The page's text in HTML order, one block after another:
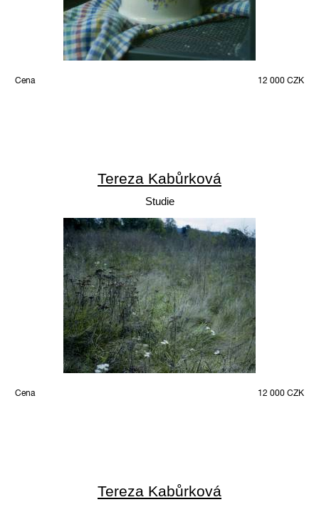
Cena 12 000 CZK
Tereza Kabůrková
Studie
Cena 12 000 CZK
Tereza Kabůrková